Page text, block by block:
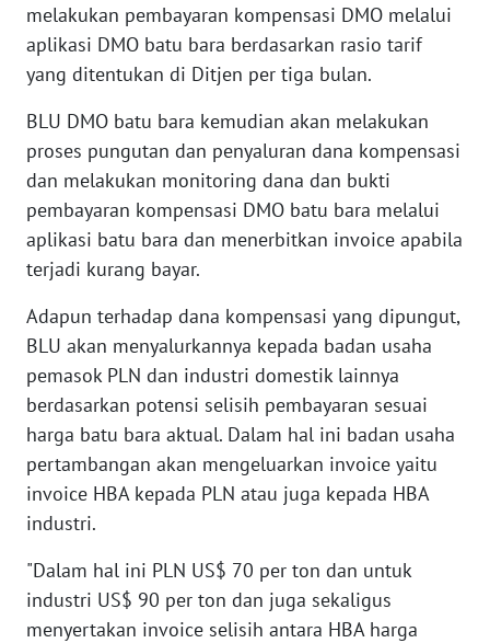
melakukan pembayaran kompensasi DMO melalui
aplikasi DMO batu bara berdasarkan rasio tarif
yang ditentukan di Ditjen per tiga bulan.
BLU DMO batu bara kemudian akan melakukan
proses pungutan dan penyaluran dana kompensasi
dan melakukan monitoring dana dan bukti
pembayaran kompensasi DMO batu bara melalui
aplikasi batu bara dan menerbitkan invoice apabila
terjadi kurang bayar.
Adapun terhadap dana kompensasi yang dipungut,
BLU akan menyalurkannya kepada badan usaha
pemasok PLN dan industri domestik lainnya
berdasarkan potensi selisih pembayaran sesuai
harga batu bara aktual. Dalam hal ini badan usaha
pertambangan akan mengeluarkan invoice yaitu
invoice HBA kepada PLN atau juga kepada HBA
industri.
"Dalam hal ini PLN US$ 70 per ton dan untuk
industri US$ 90 per ton dan juga sekaligus
menyertakan invoice selisih antara HBA harga
WN
SULBAR
BABEL
WN
SUMBAR
SUMSEL
WN
WN
LAMPUNG
WN
JATENG
WN
NUSANTARA